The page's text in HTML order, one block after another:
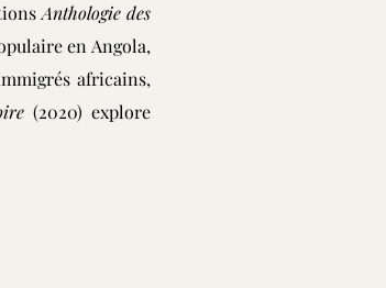
Anthologie des
en Angola,
africains,
(2020) explore